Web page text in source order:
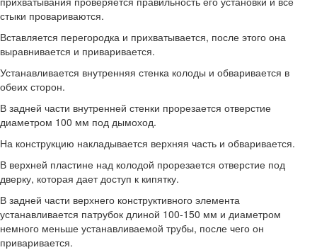
стыки провариваются.
Вставляется перегородка и прихватывается, после этого она
выравнивается и приваривается.
Устанавливается внутренняя стенка колоды и обваривается в
обеих сторон.
В задней части внутренней стенки прорезается отверстие
диаметром 100 мм под дымоход.
На конструкцию накладывается верхняя часть и обваривается.
В верхней пластине над колодой прорезается отверстие под
дверку, которая дает доступ к кипятку.
В задней части верхнего конструктивного элемента
устанавливается патрубок длиной 100-150 мм и диаметром
немного меньше устанавливаемой трубы, после чего он
приваривается.